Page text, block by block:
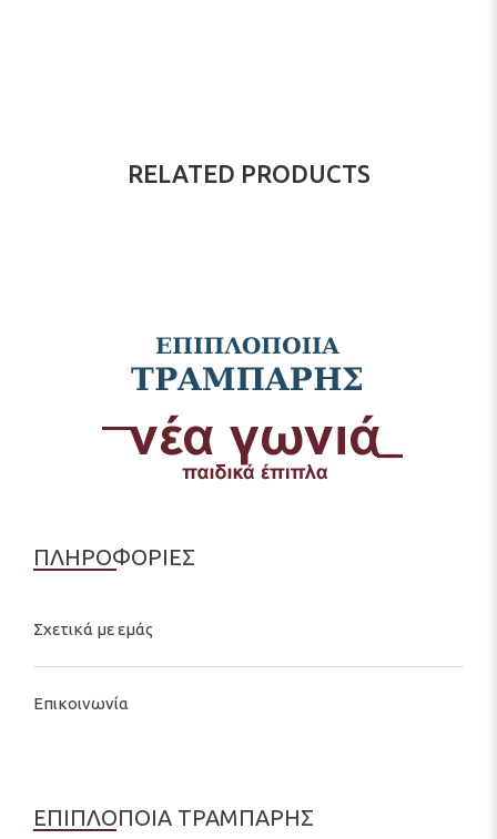
RELATED PRODUCTS
ΠΛΗΡΟΦΟΡΙΕΣ
Σχετικά με εμάς
Επικοινωνία
ΕΠΙΠΛΟΠΟΙΑ ΤΡΑΜΠΑΡΗΣ